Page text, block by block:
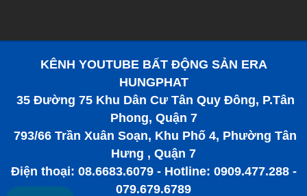
KÊNH YOUTUBE BẤT ĐỘNG SẢN ERA
HUNGPHAT
35 Đường 75 Khu Dân Cư Tân Quy Đông, P.Tân
Phong, Quận 7
793/66 Trần Xuân Soạn, Khu Phố 4, Phường Tân
Hưng , Quận 7
Điện thoại: 08.6683.6079 - Hotline: 0909.477.288 -
079.679.6789